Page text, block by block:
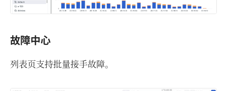
故障中心
列表页支持批量接手故障。